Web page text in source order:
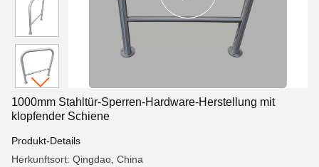
1000mm Stahltür-Sperren-Hardware-Herstellung mit
klopfender Schiene
Produkt-Details
Herkunftsort: Qingdao, China